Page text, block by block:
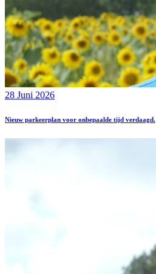
28 Juni 2026
Nieuw parkeerplan voor onbepaalde tijd verdaagd.